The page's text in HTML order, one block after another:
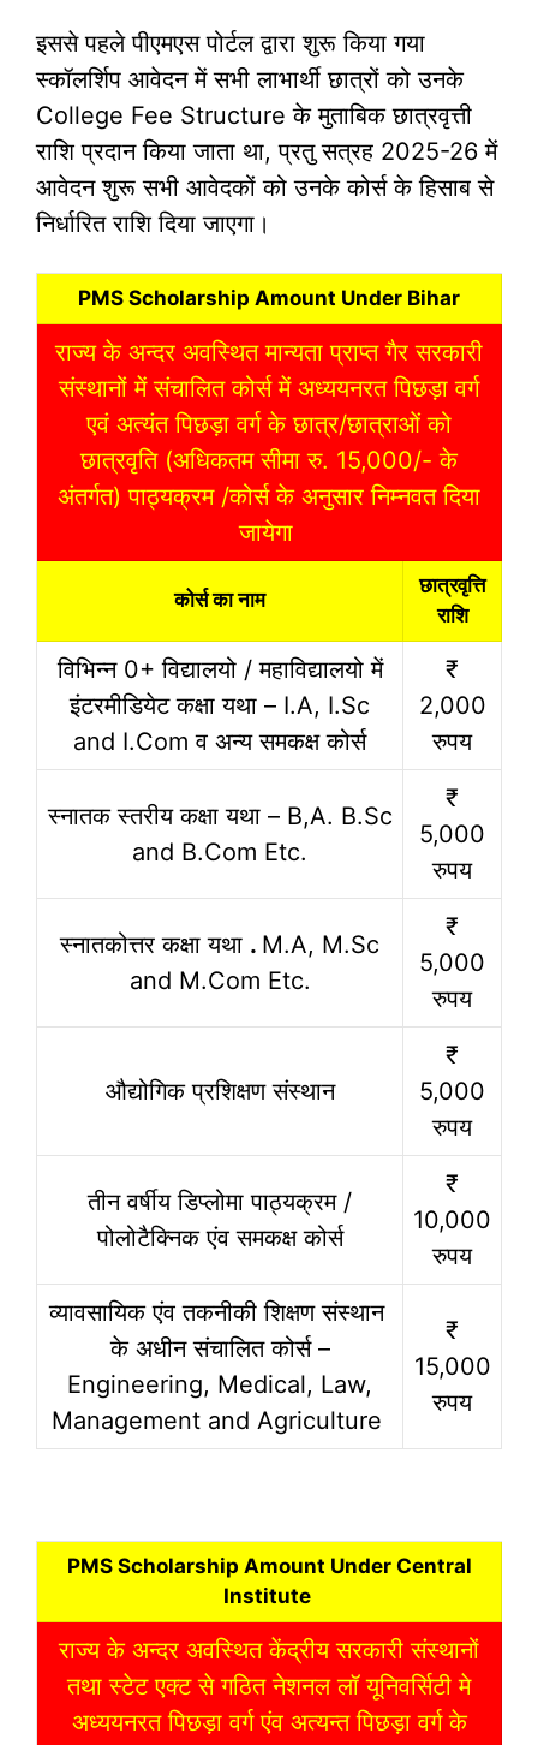
इससे पहले पीएमएस पोर्टल द्वारा शुरू किया गया
स्कॉलर्शिप आवेदन में सभी लाभार्थी छात्रों को उनके
College Fee Structure के मुताबिक छात्रवृत्ती
राशि प्रदान किया जाता था, प्रतु सत्रह 2025-26 में
आवेदन शुरू सभी आवेदकों को उनके कोर्स के हिसाब से
निर्धारित राशि दिया जाएगा।
PMS Scholarship Amount Under Bihar
राज्य के अन्दर अवस्थित मान्यता प्राप्त गैर सरकारी
संस्थानों में संचालित कोर्स में अध्ययनरत पिछड़ा वर्ग
एवं अत्यंत पिछड़ा वर्ग के छात्र/छात्राओं को
छात्रवृति (अधिकतम सीमा रु. 15,000/- के
अंतर्गत) पाठ्यक्रम /कोर्स के अनुसार निम्नवत दिया
जायेगा
कोर्स का नाम
छात्रवृत्ति
राशि
विभिन्न 0+ विद्यालयो / महाविद्यालयो में
इंटरमीडियेट कक्षा यथा – I.A, I.Sc
and I.Com व अन्य समकक्ष कोर्स
₹
2,000
रुपय
स्नातक स्तरीय कक्षा यथा – B,A. B.Sc
and B.Com Etc.
₹
5,000
रुपय
स्नातकोत्तर कक्षा यथा . M.A, M.Sc
and M.Com Etc.
₹
5,000
रुपय
औद्योगिक प्रशिक्षण संस्थान
₹
5,000
रुपय
तीन वर्षीय डिप्लोमा पाठ्यक्रम /
पोलोटैक्निक एंव समकक्ष कोर्स
₹
10,000
रुपय
व्यावसायिक एंव तकनीकी शिक्षण संस्थान
के अधीन संचालित कोर्स –
Engineering, Medical, Law,
Management and Agriculture
₹
15,000
रुपय
PMS Scholarship Amount Under Central
Institute
राज्य के अन्दर अवस्थित केंद्रीय सरकारी संस्थानों
तथा स्टेट एक्ट से गठित नेशनल लॉ यूनिवर्सिटी मे
अध्ययनरत पिछड़ा वर्ग एंव अत्यन्त पिछड़ा वर्ग के